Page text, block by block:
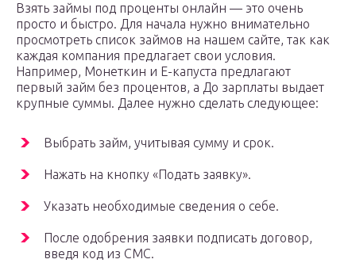
Взять займы под проценты онлайн — это очень
просто и быстро. Для начала нужно внимательно
просмотреть список займов на нашем сайте, так как
каждая компания предлагает свои условия.
Например, Монеткин и Е-капуста предлагают
первый займ без процентов, а До зарплаты выдает
крупные суммы. Далее нужно сделать следующее:
Выбрать займ, учитывая сумму и срок.
Нажать на кнопку «Подать заявку».
Указать необходимые сведения о себе.
После одобрения заявки подписать договор,
введя код из СМС.